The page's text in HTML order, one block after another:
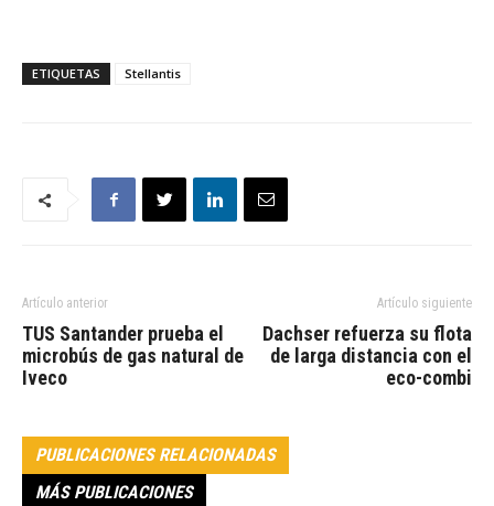
ETIQUETAS Stellantis
Artículo anterior
TUS Santander prueba el
microbús de gas natural de
Iveco
Artículo siguiente
Dachser refuerza su flota
de larga distancia con el
eco-combi
PUBLICACIONES RELACIONADAS
MÁS PUBLICACIONES